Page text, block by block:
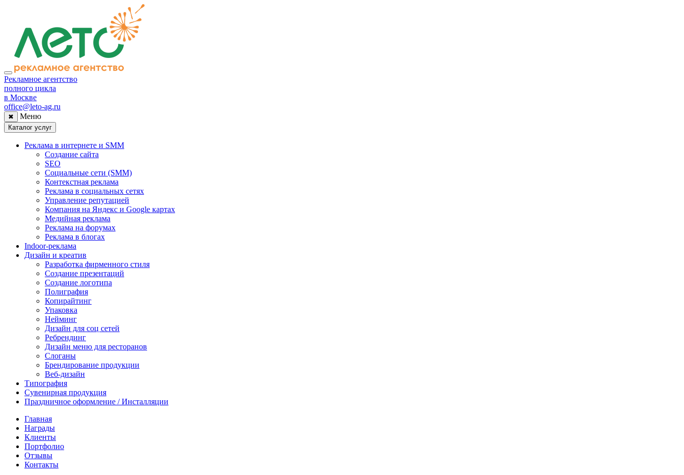
Рекламное агентство
полного цикла
в Москве
office@leto-ag.ru
✖ Меню
Каталог услуг
Реклама в интернете и SMM
Создание сайта
SEO
Социальные сети (SMM)
Контекстная реклама
Реклама в социальных сетях
Управление репутацией
Компания на Яндекс и Google картах
Медийная реклама
Реклама на форумах
Реклама в блогах
Indoor-реклама
Дизайн и креатив
Разработка фирменного стиля
Создание презентаций
Создание логотипа
Полиграфия
Копирайтинг
Упаковка
Нейминг
Дизайн для соц сетей
Ребрендинг
Дизайн меню для ресторанов
Слоганы
Брендирование продукции
Веб-дизайн
Типография
Сувенирная продукция
Праздничное оформление / Инсталляции
Главная
Награды
Клиенты
Портфолио
Отзывы
Контакты